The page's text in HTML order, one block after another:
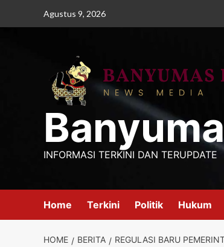
Agustus 9, 2026
INFORMASI TERKINI DAN TERUPDATE
Home Terkini Politik Hukum
HOME BERITA REGULASI BARU